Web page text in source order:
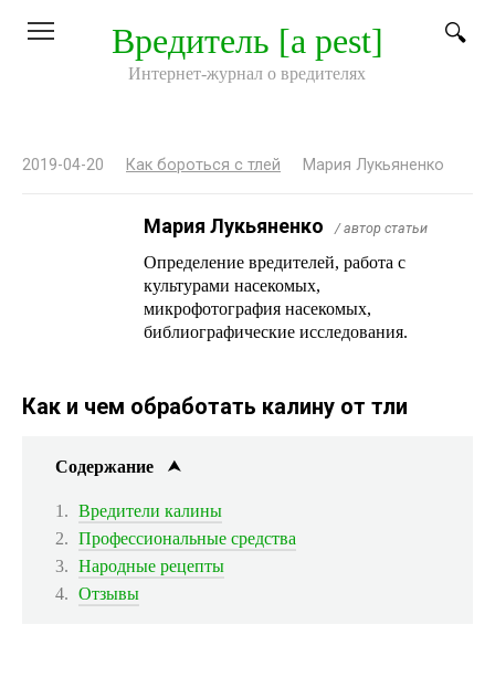
Вредитель [a pest]
Интернет-журнал о вредителях
2019-04-20 Как бороться с тлей Мария Лукьяненко
Мария Лукьяненко / автор статьи
Определение вредителей, работа с
культурами насекомых,
микрофотография насекомых,
библиографические исследования.
Как и чем обработать калину от тли
Содержание
Вредители калины
Профессиональные средства
Народные рецепты
Отзывы